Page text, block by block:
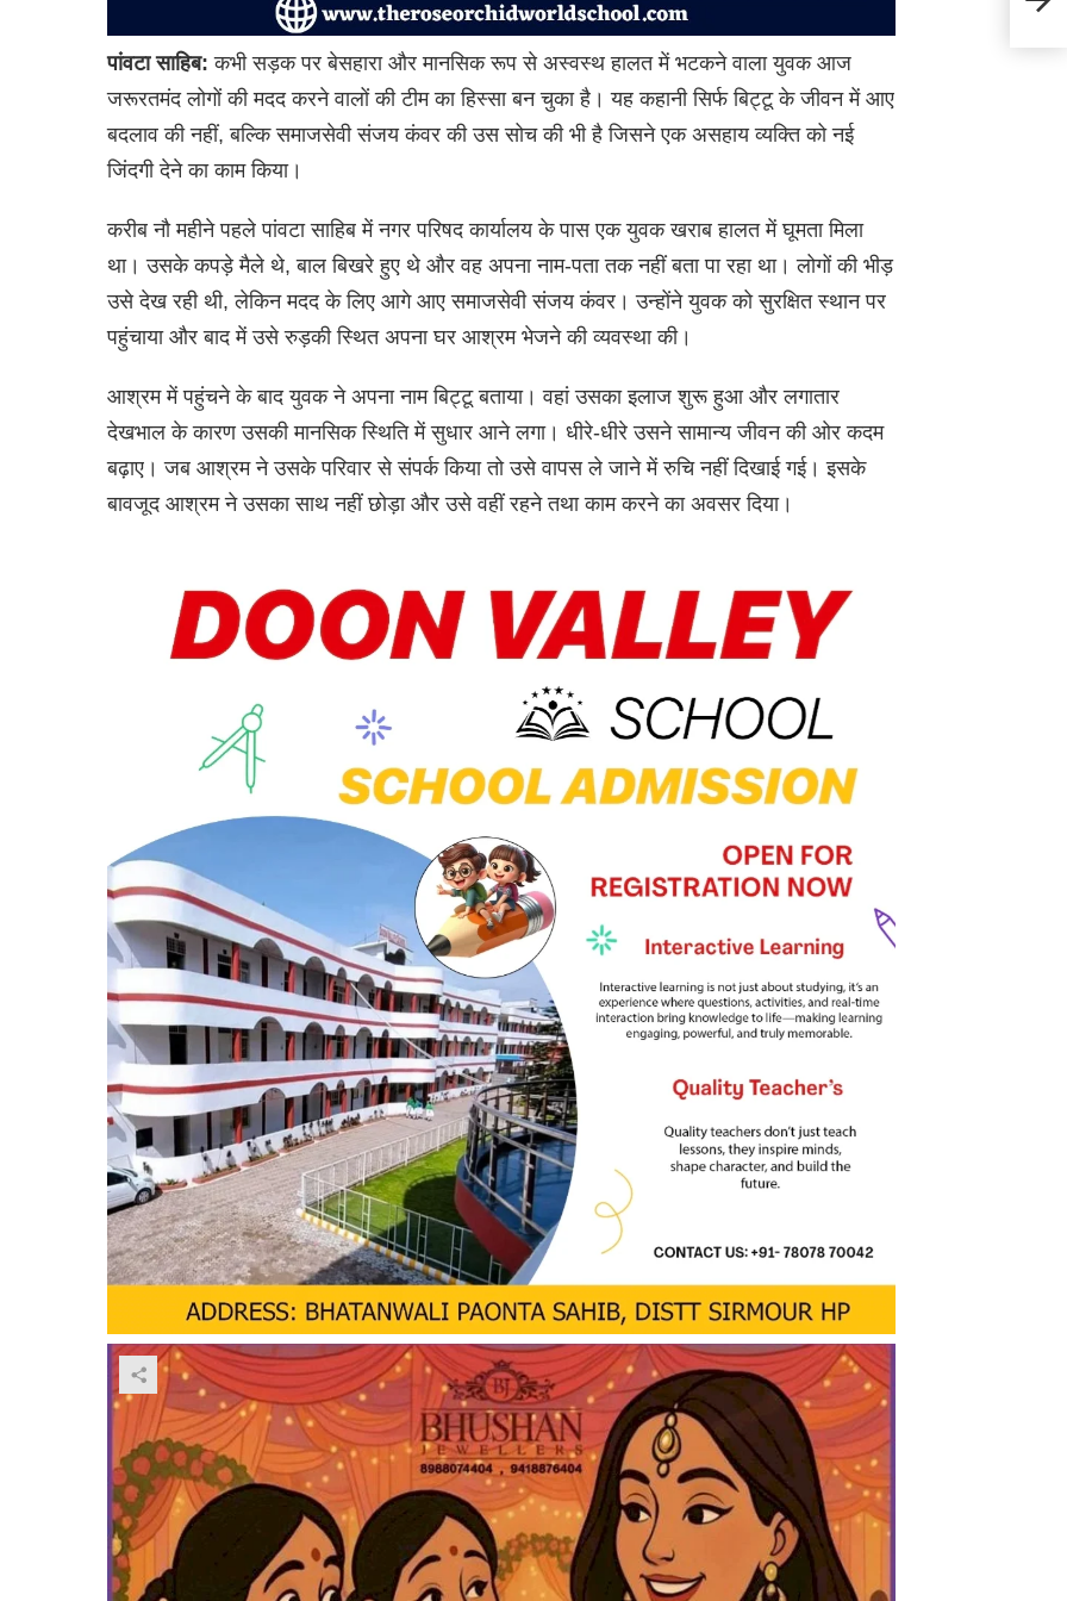
पांवटा साहिब:कभी सड़क पर बेसहारा और मानसिक रूप से अस्वस्थ हालत में भटकने वाला युवक आज
जरूरतमंद लोगों की मदद करने वालों की टीम का हिस्सा बन चुका है। यह कहानी सिर्फ बिट्टू के जीवन में आए
बदलाव की नहीं, बल्कि समाजसेवी संजय कंवर की उस सोच की भी है जिसने एक असहाय व्यक्ति को नई
जिंदगी देने का काम किया।
करीब नौ महीने पहले पांवटा साहिब में नगर परिषद कार्यालय के पास एक युवक खराब हालत में घूमता मिला
था। उसके कपड़े मैले थे, बाल बिखरे हुए थे और वह अपना नाम-पता तक नहीं बता पा रहा था। लोगों की भीड़
उसे देख रही थी, लेकिन मदद के लिए आगे आए समाजसेवी संजय कंवर। उन्होंने युवक को सुरक्षित स्थान पर
पहुंचाया और बाद में उसे रुड़की स्थित अपना घर आश्रम भेजने की व्यवस्था की।
आश्रम में पहुंचने के बाद युवक ने अपना नाम बिट्टू बताया। वहां उसका इलाज शुरू हुआ और लगातार
देखभाल के कारण उसकी मानसिक स्थिति में सुधार आने लगा। धीरे-धीरे उसने सामान्य जीवन की ओर कदम
बढ़ाए। जब आश्रम ने उसके परिवार से संपर्क किया तो उसे वापस ले जाने में रुचि नहीं दिखाई गई। इसके
बावजूद आश्रम ने उसका साथ नहीं छोड़ा और उसे वहीं रहने तथा काम करने का अवसर दिया।
दुखों